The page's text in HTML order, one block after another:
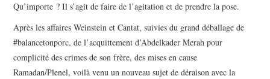
Qu’importe ? Il s’agit de faire de l’agitation et de prendre la pose.
Après les affaires Weinstein et Cantat, suivies du grand déballage de
#balancetonporc, de l’acquittement d’Abdelkader Merah pour
complicité des crimes de son frère, des mises en cause
Ramadan/Plenel, voilà venu un nouveau sujet de déraison avec la